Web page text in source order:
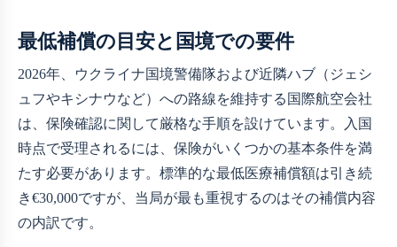
最低補償の目安と国境での要件
2026年、ウクライナ国境警備隊および近隣ハブ（ジェシ
ュフやキシナウなど）への路線を維持する国際航空会社
は、保険確認に関して厳格な手順を設けています。入国
時点で受理されるには、保険がいくつかの基本条件を満
たす必要があります。標準的な最低医療補償額は引き続
き€30,000ですが、当局が最も重視するのはその補償内容
の内訳です。